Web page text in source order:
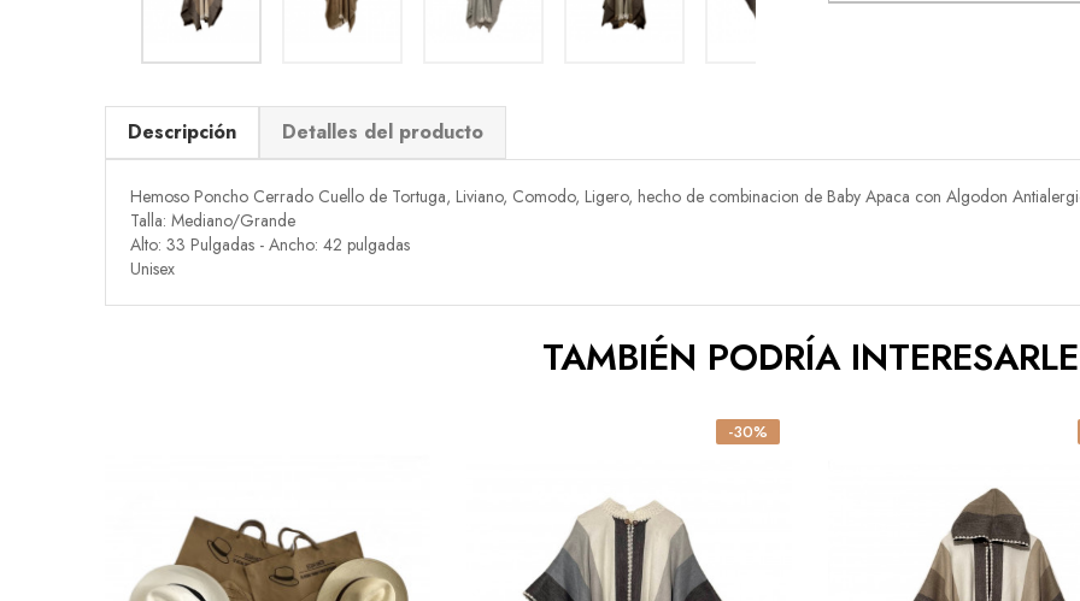
Descripción Detalles del producto
Hemoso Poncho Cerrado Cuello de Tortuga, Liviano, Comodo, Ligero, hecho de combinacion de Baby Apaca con Algodon
Talla: Mediano/Grande
Alto: 33 Pulgadas - Ancho: 42 pulgadas
Unisex
TAMBIÉN PODRÍA INTERESARLE
-30%